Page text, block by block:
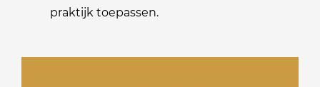
praktijk toepassen.